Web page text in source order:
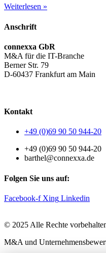
Weiterlesen »
Anschrift
connexxa GbR
M&A für die IT-Branche
Berner Str. 79
D-60437 Frankfurt am Main
Kontakt
+49 (0)69 90 50 944-20
+49 (0)69 90 50 944-20
barthel@connexxa.de
Folgen Sie uns auf:
Facebook-f Xing Linkedin
© 2025 Alle Rechte
M&A und